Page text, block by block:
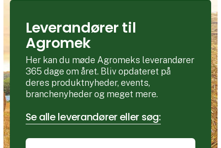
Leverandører til
Agromek
Her kan du møde Agromeks leverandører
365 dage om året. Bliv opdateret på
deres produktnyheder, events,
branchenyheder og meget mere.
Se alle leverandører eller søg: